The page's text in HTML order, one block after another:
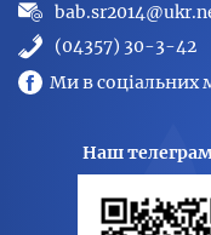
(04357) 30-3-42
Ми в соціальних
Наш